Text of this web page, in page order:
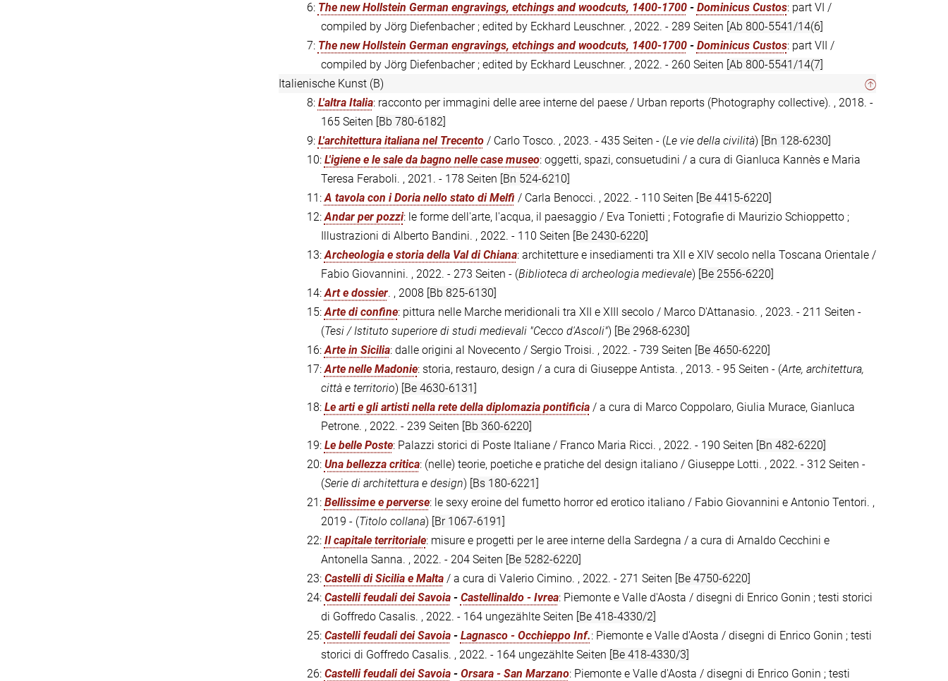
6: The new Hollstein German engravings, etchings and woodcuts, 1400-1700- Dominicus Custos: part VI /
compiled by Jörg Diefenbacher ; edited by Eckhard Leuschner. , 2022. - 289 Seiten [Ab 800-5541/14(6]
7: The new Hollstein German engravings, etchings and woodcuts, 1400-1700- Dominicus Custos: part VII /
compiled by Jörg Diefenbacher ; edited by Eckhard Leuschner. , 2022. - 260 Seiten [Ab 800-5541/14(7]
Italienische Kunst (B)
8: L'altra Italia: racconto per immagini delle aree interne del paese / Urban reports (Photography collective). , 2018. -
165 Seiten [Bb 780-6182]
9: L'architettura italiana nel Trecento/ Carlo Tosco. , 2023. - 435 Seiten - (Le vie della civilità) [Bn 128-6230]
10: L'igiene e le sale da bagno nelle case museo: oggetti, spazi, consuetudini / a cura di Gianluca Kannès e Maria
Teresa Feraboli. , 2021. - 178 Seiten [Bn 524-6210]
11:A tavola con i Doria nello stato di Melfi / Carla Benocci. , 2022. - 110 Seiten [Be 4415-6220]
12:Andar per pozzi: le forme dell'arte, l'acqua, il paesaggio / Eva Tonietti ; Fotografie di Maurizio Schioppetto ;
Illustrazioni di Alberto Bandini. , 2022. - 110 Seiten [Be 2430-6220]
13:Archeologia e storia della Val di Chiana: architetture e insediamenti tra XII e XIV secolo nella Toscana Orientale /
Fabio Giovannini. , 2022. - 273 Seiten - (Biblioteca di archeologia medievale) [Be 2556-6220]
14:Art e dossier. , 2008 [Bb 825-6130]
15:Arte di confine: pittura nelle Marche meridionali tra XII e XIII secolo / Marco D'Attanasio. , 2023. - 211 Seiten -
(Tesi / Istituto superiore di studi medievali "Cecco d'Ascoli") [Be 2968-6230]
16:Arte in Sicilia: dalle origini al Novecento / Sergio Troisi. , 2022. - 739 Seiten [Be 4650-6220]
17:Arte nelle Madonie: storia, restauro, design / a cura di Giuseppe Antista. , 2013. - 95 Seiten - (Arte, architettura,
città e territorio) [Be 4630-6131]
18: Le arti e gli artisti nella rete della diplomazia pontificia/ a cura di Marco Coppolaro, Giulia Murace, Gianluca
Petrone. , 2022. - 239 Seiten [Bb 360-6220]
19: Le belle Poste: Palazzi storici di Poste Italiane / Franco Maria Ricci. , 2022. - 190 Seiten [Bn 482-6220]
20: Una bellezza critica: (nelle) teorie, poetiche e pratiche del design italiano / Giuseppe Lotti. , 2022. - 312 Seiten -
(Serie di architettura e design) [Bs 180-6221]
21: Bellissime e perverse: le sexy eroine del fumetto horror ed erotico italiano / Fabio Giovannini e Antonio Tentori. ,
2019 - (Titolo collana) [Br 1067-6191]
22: Il capitale territoriale: misure e progetti per le aree interne della Sardegna / a cura di Arnaldo Cecchini e
Antonella Sanna. , 2022. - 204 Seiten [Be 5282-6220]
23: Castelli di Sicilia e Malta/ a cura di Valerio Cimino. , 2022. - 271 Seiten [Be 4750-6220]
24: Castelli feudali dei Savoia- Castellinaldo - Ivrea: Piemonte e Valle d'Aosta / disegni di Enrico Gonin ; testi storici
di Goffredo Casalis. , 2022. - 164 ungezählte Seiten [Be 418-4330/2]
25: Castelli feudali dei Savoia- Lagnasco - Occhieppo Inf.: Piemonte e Valle d'Aosta / disegni di Enrico Gonin ; testi
storici di Goffredo Casalis. , 2022. - 164 ungezählte Seiten [Be 418-4330/3]
26: Castelli feudali dei Savoia- Orsara - San Marzano: Piemonte e Valle d'Aosta / disegni di Enrico Gonin ; testi